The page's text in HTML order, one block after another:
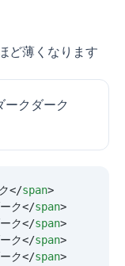
ど薄くなります
ーク ダーク
</span>
ク</span>
ク</span>
ク</span>
ク</span>